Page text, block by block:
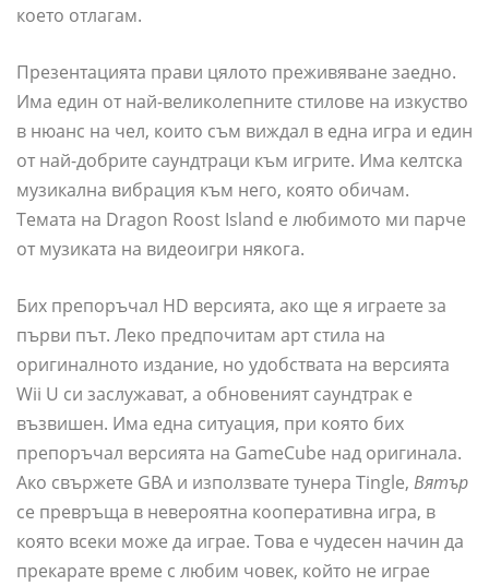
което отлагам.
Презентацията прави цялото преживяване заедно.
Има един от най-великолепните стилове на изкуство
в нюанс на чел, които съм виждал в една игра и един
от най-добрите саундтраци към игрите. Има келтска
музикална вибрация към него, която обичам.
Темата на Dragon Roost Island е любимото ми парче
от музиката на видеоигри някога.
Бих препоръчал HD версията, ако ще я играете за
първи път. Леко предпочитам арт стила на
оригиналното издание, но удобствата на версията
Wii U си заслужават, а обновеният саундтрак е
възвишен. Има една ситуация, при която бих
препоръчал версията на GameCube над оригинала.
Ако свържете GBA и използвате тунера Tingle, Вятър
се превръща в невероятна кооперативна игра, в
която всеки може да играе. Това е чудесен начин да
прекарате време с любим човек, който не играе